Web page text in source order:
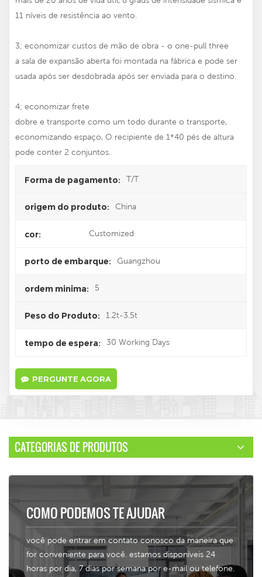
11 níveis de resistência ao vento.
3; economizar custos de mão de obra - o one-pull three
a sala de expansão aberta foi montada na fábrica e pode ser
usada após ser desdobrada após ser enviada para o destino.
4; economizar frete
dobre e transporte como um todo durante o transporte,
economizando espaço, O recipiente de 1*40 pés de altura
pode conter 2 conjuntos.
Forma de pagamento: T/T
origem do produto: China
cor: Customized
porto de embarque: Guangzhou
ordem minima: 5
Peso do Produto: 1.2t-3.5t
tempo de espera: 30 Working Days
PERGUNTE AGORA
CATEGORIAS DE PRODUTOS
COMO PODEMOS TE AJUDAR
você pode entrar em contato conosco da maneira que
for conveniente para você. estamos disponíveis 24
horas por dia, 7 dias por semana por e-mail ou telefone.